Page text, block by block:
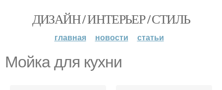
ДИЗАЙН / ИНТЕРЬЕР / СТИЛЬ
главная новости статьи
Мойка для кухни